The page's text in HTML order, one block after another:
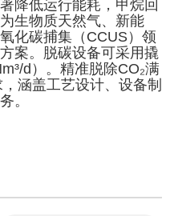
降低运行能耗，甲烷回
生物质天然气、新能
化碳捕集（CCUS）领
案。脱碳设备可采用撬
d）。精准脱除CO₂满
涵盖工艺设计、设备制
。